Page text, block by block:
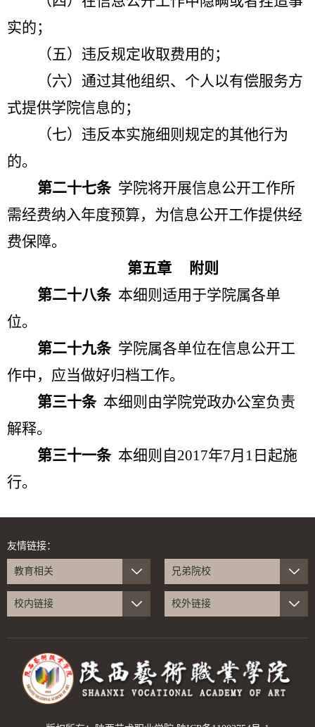
实的；
（五）违反规定收取费用的；
（六）通过其他组织、个人以有偿服务方
式提供学院信息的；
（七）违反本实施细则规定的其他行为
的。
第二十七条 学院将开展信息公开工作所
需经费纳入年度预算，为信息公开工作提供经
费保障。
第五章
附则
第二十八条 本细则适用于学院属各单
位。
第二十九条 学院属各单位在信息公开工
作中，应当做好归档工作。
第三十条 本细则由学院党政办公室负责
解释。
第三十一条 本细则自2017年7月 1 日起施
行。
友情链接：
教育相关 兄弟院校
校内链接 校外链接